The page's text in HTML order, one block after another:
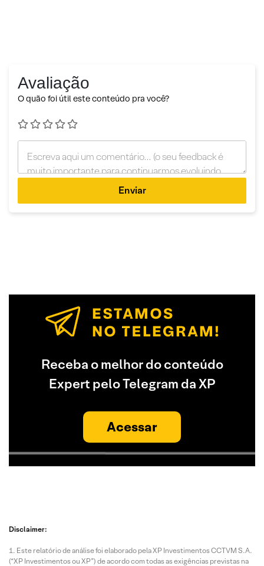
Avaliação
O quão foi útil este conteúdo pra você?
Enviar
Receba o melhor do conteúdo
Expert pelo Telegram da XP
Acessar
Disclaimer:
Este relatório de análise foi elaborado pela XP Investimentos CCTVM S.A.
(“XP Investimentos ou XP”) de acordo com todas as exigências previstas na